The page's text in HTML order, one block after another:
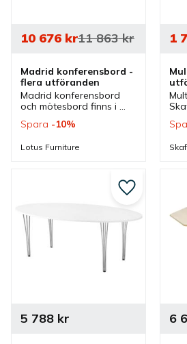
Madrid konferensbord -
flera utföranden
Madrid konferensbord
och mötesbord finns i
robust stativ med
passar bra i olika
10 676kr11 863kr
Spara 10%
Lotus Furniture
1
5 788kr
Lägg till i
6